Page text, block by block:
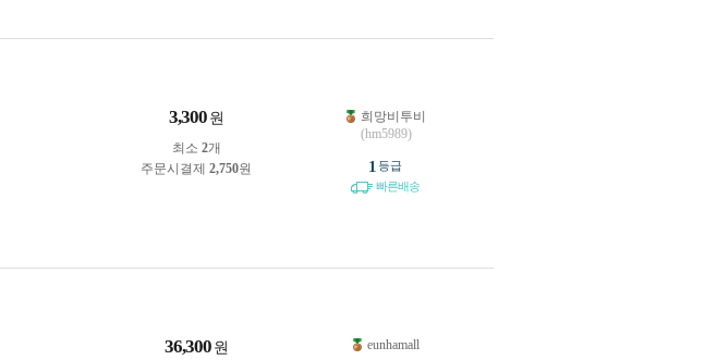
3,300 원
최소 2개
주문시결제 2,750원
희망비투비
(hm5989)
1 등급
빠른배송
36,300 원 eunhamall